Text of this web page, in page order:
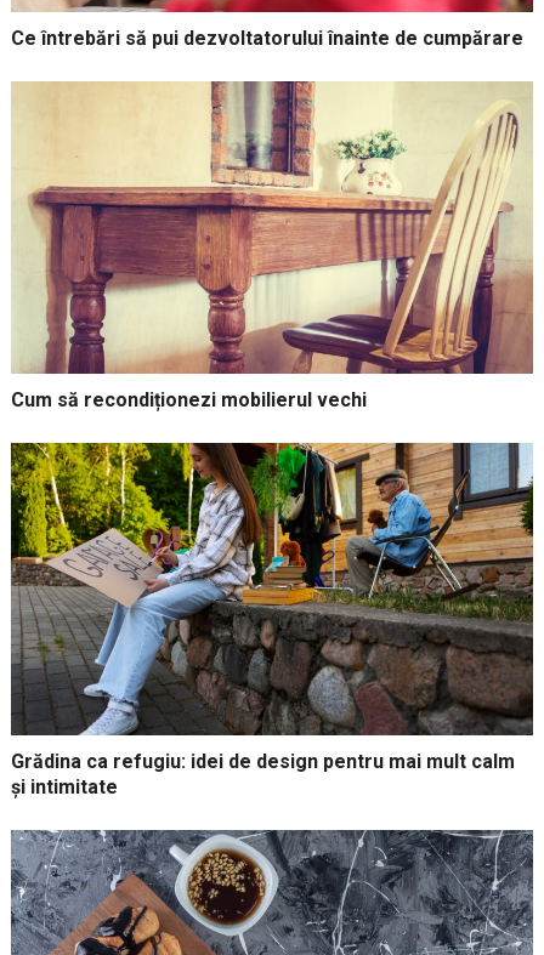
Ce întrebări să pui dezvoltatorului înainte de cumpărare
Cum să recondiționezi mobilierul vechi
Grădina ca refugiu: idei de design pentru mai mult calm
și intimitate